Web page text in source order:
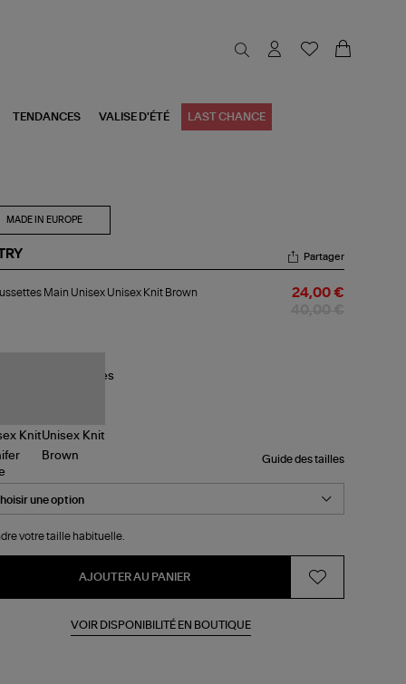
TENDANCES VALISE D'ÉTÉ LAST CHANCE
MADE IN EUROPE
Partager
Main Unisex Unisex Knit Brown 24,00 €
Guide des tailles
votre taille habituelle.
AJOUTER AU PANIER
VOIR DISPONIBILITÉ EN BOUTIQUE